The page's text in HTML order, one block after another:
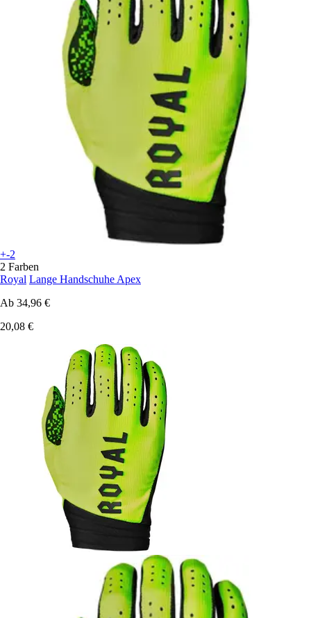
+-2
2 Farben
Royal Lange Handschuhe Apex
Ab 34,96 €
20,08 €